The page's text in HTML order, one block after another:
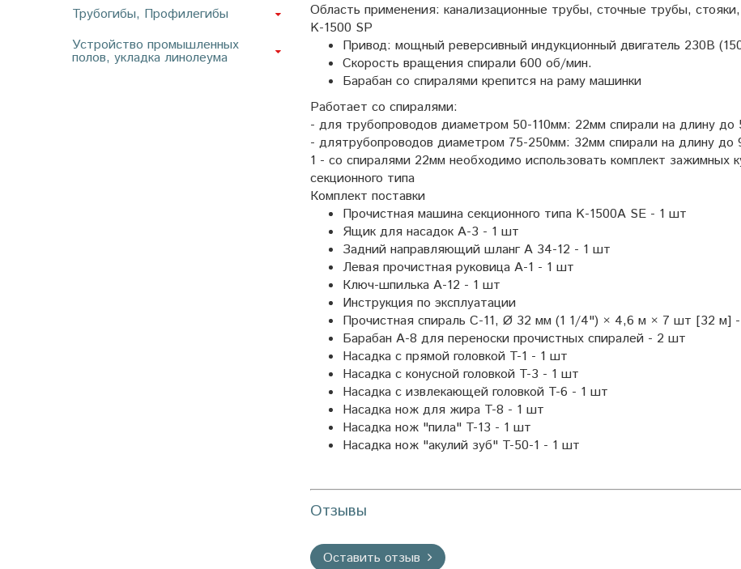
Область применения: канализационные трубы, сточные трубы,
K-1500 SP
Привод: мощный реверсивный индукционный двигатель 230В
Скорость вращения спирали 600 об/мин.
Барабан со спиралями крепится на раму машинки
Работает со спиралями:
- для трубопроводов диаметром 50-110мм: 22мм спирали на длину до
- длятрубопроводов диаметром 75-250мм: 32мм спирали на длину до
1 - cо спиралями 22мм необходимо использовать комплект
секционного типа
Комплект поставки
Прочистная машина секционного типа K-1500A SE - 1 шт
Ящик для насадок A-3 - 1 шт
Задний направляющий шланг A 34-12 - 1 шт
Левая прочистная руковица A-1 - 1 шт
Ключ-шпилька A-12 - 1 шт
Инструкция по эксплуатации
Прочистная спираль C-11, Ø 32 мм (1 1/4") × 4,6 м × 7 шт [32 м]
Барабан A-8 для переноски прочистных спиралей - 2 шт
Насадка с прямой головкой T-1 - 1 шт
Насадка с конусной головкой T-3 - 1 шт
Насадка с извлекающей головкой T-6 - 1 шт
Насадка нож для жира T-8 - 1 шт
Насадка нож "пила" T-13 - 1 шт
Насадка нож "акулий зуб" T-50-1 - 1 шт
Отзывы
Оставить отзыв
Трубогибы, Профилегибы
Устройство промышленных
полов, укладка линолеума